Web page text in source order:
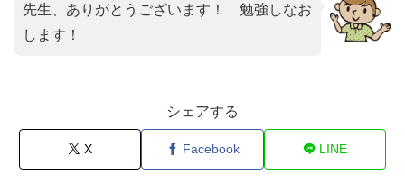
先生、ありがとうございます！ 勉強しなお
します！
シェアする
X Facebook LINE